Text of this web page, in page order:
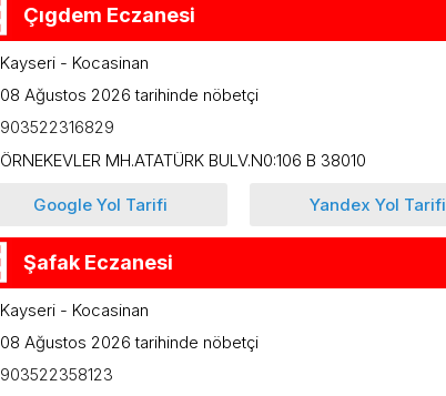
Çıgdem Eczanesi
Kayseri - Kocasinan
08 Ağustos 2026 tarihinde nöbetçi
903522316829
ÖRNEKEVLER MH.ATATÜRK BULV.N0:106 B 38010
Google Yol Tarifi Yandex Yol Tarifi
Şafak Eczanesi
Kayseri - Kocasinan
08 Ağustos 2026 tarihinde nöbetçi
903522358123